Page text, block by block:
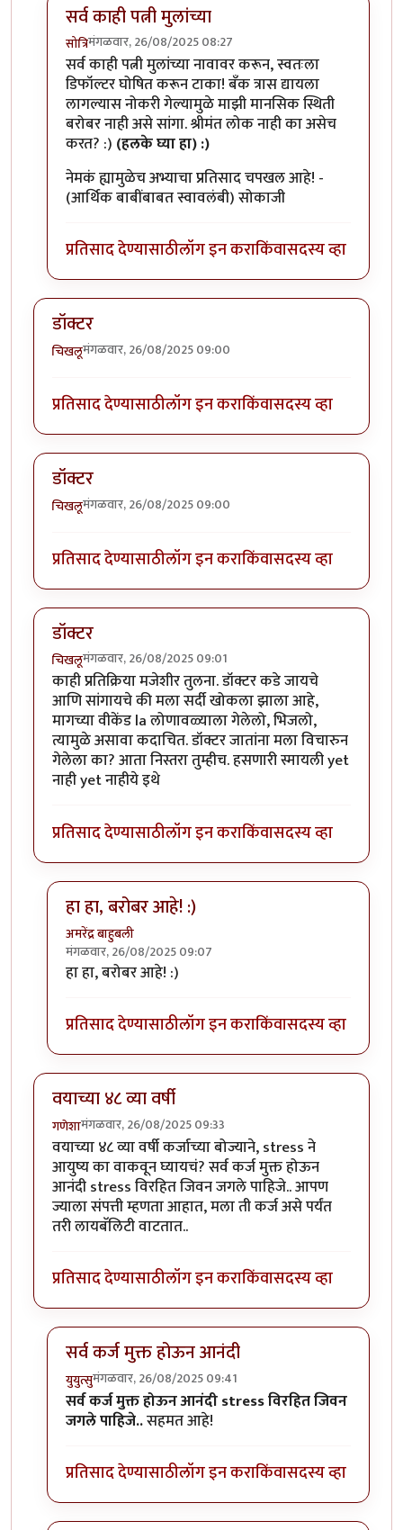
सर्व काही पत्नी मुलांच्या
सोत्रिमंगळवार, 26/08/2025 08:27
In reply toसर्व काही पत्नी मुलांच्याbyअमरेंद्र बाहुबली
सर्व काही पत्नी मुलांच्या नावावर करून, स्वतःला
डिफॉल्टर घोषित करून टाका! बँक त्रास द्यायला
लागल्यास नोकरी गेल्यामुळे माझी मानसिक स्थिती
बरोबर नाही असे सांगा. श्रीमंत लोक नाही का असेच
करत? :) (हलके घ्या हा) :)
नेमकं ह्यामुळेच अभ्याचा प्रतिसाद चपखल आहे! -
(आर्थिक बाबींबाबत स्वावलंबी) सोकाजी
प्रतिसाद देण्यासाठीलॉग इन कराकिंवासदस्य व्हा
डॉक्टर
चिखलूमंगळवार, 26/08/2025 09:00
प्रतिसाद देण्यासाठीलॉग इन कराकिंवासदस्य व्हा
डॉक्टर
चिखलूमंगळवार, 26/08/2025 09:00
प्रतिसाद देण्यासाठीलॉग इन कराकिंवासदस्य व्हा
डॉक्टर
चिखलूमंगळवार, 26/08/2025 09:01
काही प्रतिक्रिया मजेशीर तुलना. डॉक्टर कडे जायचे
आणि सांगायचे की मला सर्दी खोकला झाला आहे,
मागच्या वीकेंड la लोणावळ्याला गेलेलो, भिजलो,
त्यामुळे असावा कदाचित. डॉक्टर जातांना मला विचारुन
गेलेला का? आता निस्तरा तुम्हीच. हसणारी स्मायली yet
नाही yet नाहीये इथे
प्रतिसाद देण्यासाठीलॉग इन कराकिंवासदस्य व्हा
हा हा, बरोबर आहे! :)
अमरेंद्र बाहुबली
मंगळवार, 26/08/2025 09:07
In reply toडॉक्टरby
हा हा, बरोबर आहे! :)
प्रतिसाद देण्यासाठीलॉग इन कराकिंवासदस्य व्हा
वयाच्या ४८ व्या वर्षी
गणेशामंगळवार, 26/08/2025 09:33
वयाच्या ४८ व्या वर्षी कर्जाच्या बोज्याने, stress ने
आयुष्य का वाकवून घ्यायचं? सर्व कर्ज मुक्त होऊन
आनंदी stress विरहित जिवन जगले पाहिजे.. आपण
ज्याला संपत्ती म्हणता आहात, मला ती कर्ज असे पर्यंत
तरी लायबॅलिटी वाटतात..
प्रतिसाद देण्यासाठीलॉग इन कराकिंवासदस्य व्हा
सर्व कर्ज मुक्त होऊन आनंदी
युयुत्सुमंगळवार, 26/08/2025 09:41
In reply toवयाच्या ४८ व्या वर्षीbyगणेशा
सर्व कर्ज मुक्त होऊन आनंदी stress विरहित जिवन
जगले पाहिजे..सहमत आहे!
प्रतिसाद देण्यासाठीलॉग इन कराकिंवासदस्य व्हा